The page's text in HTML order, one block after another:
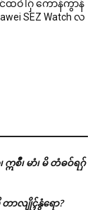
ထဝဲါဂှ် ကောန်ကွာန်
SEZ Watch လ
စဳ၊ မာံ၊ မိ တံဓဝ်ရဂှ်
ာလျိုၚ်နွံရော?